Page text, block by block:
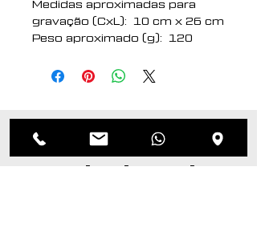
Medidas aproximadas para
gravação (CxL): 10 cm x 26 cm
Peso aproximado (g): 120
Produtos